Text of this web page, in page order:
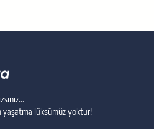
yaşatma lüksümüz yoktur!